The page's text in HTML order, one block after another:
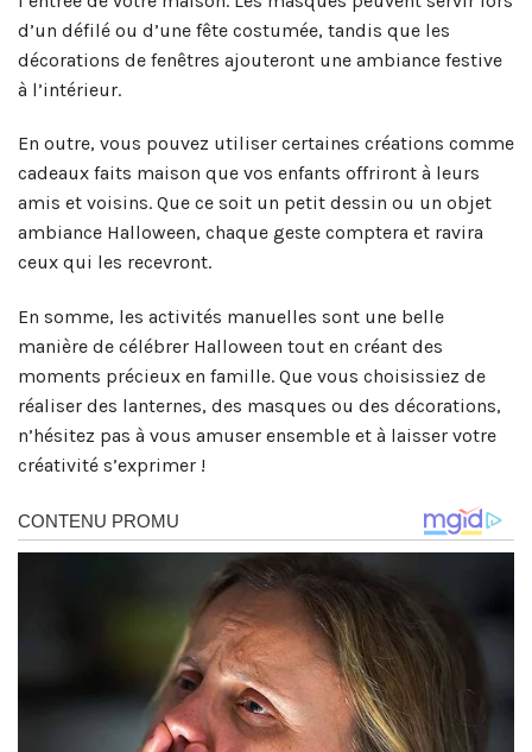
d’un défilé ou d’une fête costumée, tandis que les
décorations de fenêtres ajouteront une ambiance festive
à l’intérieur.
En outre, vous pouvez utiliser certaines créations comme
cadeaux faits maison que vos enfants offriront à leurs
amis et voisins. Que ce soit un petit dessin ou un objet
ambiance Halloween, chaque geste comptera et ravira
ceux qui les recevront.
En somme, les activités manuelles sont une belle
manière de célébrer Halloween tout en créant des
moments précieux en famille. Que vous choisissiez de
réaliser des lanternes, des masques ou des décorations,
n’hésitez pas à vous amuser ensemble et à laisser votre
créativité s’exprimer !